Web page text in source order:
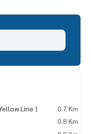
Line )
0.7 Km
0.8 Km